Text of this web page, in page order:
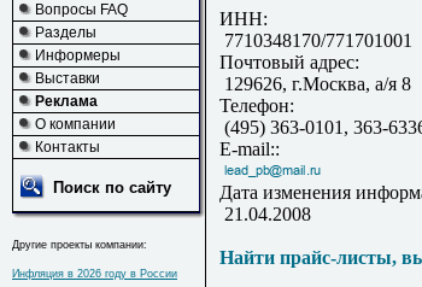
Вопросы FAQ
Разделы
Информеры
Выставки
Реклама
О компании
Контакты
Поиск по сайту
Другие проекты компании:
Инфляция в 2026 году в России
ИНН:
7710348170/771701001
Почтовый адрес:
129626, г.Москва, а/я 8
Телефон:
(495) 363-0101, 363-
E-mail::
Дата изменения
21.04.2008
Найти прайс-листы,